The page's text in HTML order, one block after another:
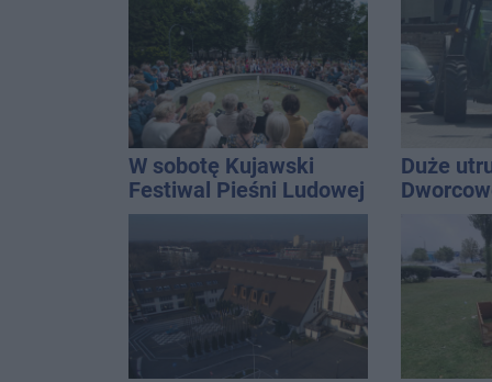
W sobotę Kujawski
Festiwal Pieśni Ludowej
Duże
ciągnika